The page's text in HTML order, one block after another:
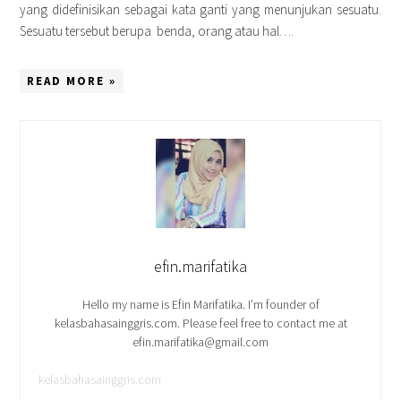
yang didefinisikan sebagai kata ganti yang menunjukan sesuatu.
Sesuatu tersebut berupa benda, orang atau hal….
READ MORE »
efin.marifatika
Hello my name is Efin Marifatika. I’m founder of
kelasbahasainggris.com. Please feel free to contact me at
efin.marifatika@gmail.com
kelasbahasainggris.com